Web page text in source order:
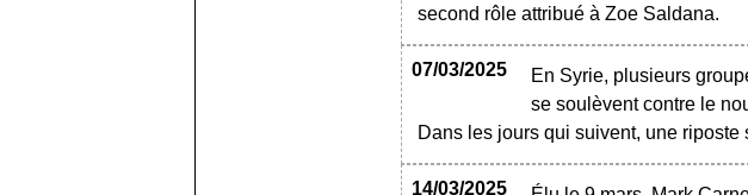
second rôle attribué à Zoe Saldana.
07/03/2025
En Syrie, plusieurs
se soulèvent contre le
Dans les jours qui suivent, une
14/03/2025